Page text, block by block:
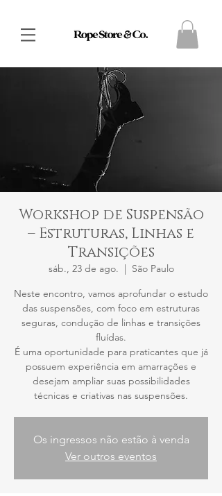
Workshop de Suspensão
– Estruturas, Linhas e
Transições
sáb., 23 de ago.
  |
São Paulo
Neste encontro, vamos aprofundar o estudo
das suspensões, com foco em estruturas
seguras, condução de linhas e transições
fluídas.
É uma oportunidade para praticantes que já
possuem experiência em amarrações e
desejam ampliar suas possibilidades
técnicas e criativas nas suspensões.
Os ingressos não estão à venda
Ver outros eventos